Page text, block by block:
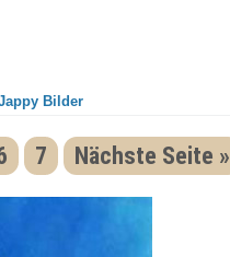
Bilder
7 Nächste Seite »